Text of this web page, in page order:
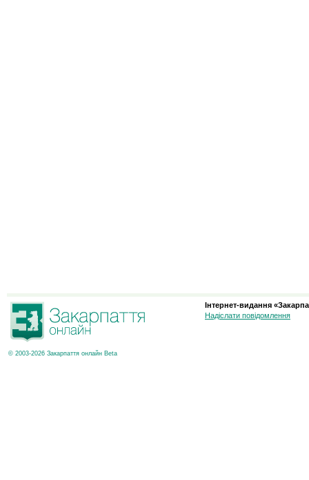
© 2003-2026 Закарпаття онлайн Beta
Інтернет-видання
Надіслати повідомлення